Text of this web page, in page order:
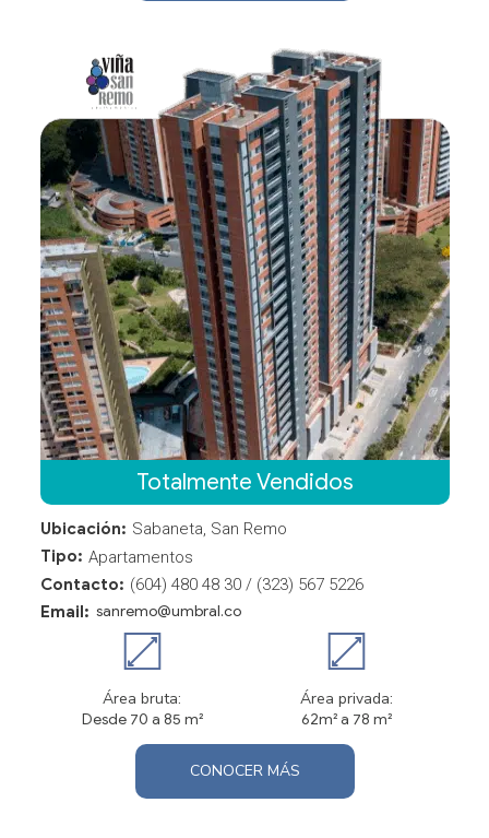
Totalmente Vendidos
Ubicación: Sabaneta, San Remo
Tipo: Apartamentos
Contacto: (604) 480 48 30 / (323) 567 5226
Email: sanremo@umbral.co
Área bruta:
Desde 70 a 85 m²
Área privada:
62m² a 78 m²
CONOCER MÁS